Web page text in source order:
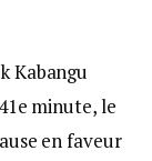
Kabangu
minute, le
en faveur